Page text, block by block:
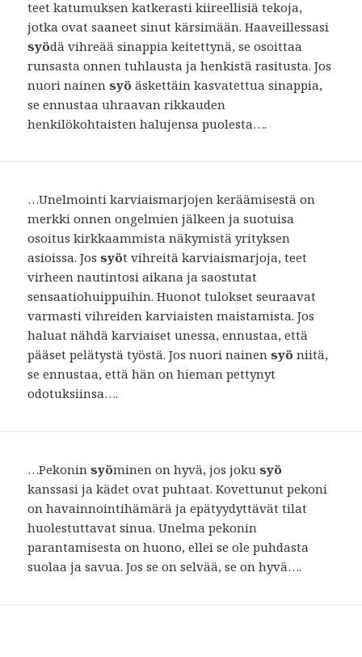
teet katumuksen katkerasti kiireellisiä tekoja,
jotka ovat saaneet sinut kärsimään. Haaveillessasi
syödä vihreää sinappia keitettynä, se osoittaa
runsasta onnen tuhlausta ja henkistä rasitusta. Jos
nuori nainensyö äskettäin kasvatettua sinappia,
se ennustaa uhraavan rikkauden
henkilökohtaisten halujensa puolesta….
…Unelmointi karviaismarjojen keräämisestä on
merkki onnen ongelmien jälkeen ja suotuisa
osoitus kirkkaammista näkymistä yrityksen
asioissa. Jossyöt vihreitä karviaismarjoja, teet
virheen nautintosi aikana ja saostutat
sensaatiohuippuihin. Huonot tulokset seuraavat
varmasti vihreiden karviaisten maistamista. Jos
haluat nähdä karviaiset unessa, ennustaa, että
pääset pelätystä työstä. Jos nuori nainensyö niitä,
se ennustaa, että hän on hieman pettynyt
odotuksiinsa….
…Pekoninsyöminen on hyvä, jos jokusyö
kanssasi ja kädet ovat puhtaat. Kovettunut pekoni
on havainnointihämärä ja epätyydyttävät tilat
huolestuttavat sinua. Unelma pekonin
parantamisesta on huono, ellei se ole puhdasta
suolaa ja savua. Jos se on selvää, se on hyvä….